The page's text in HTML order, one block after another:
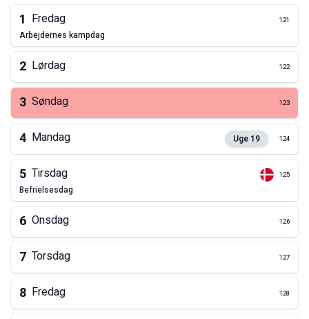
1 Fredag 121
arbejdernes kampdag
2 Lørdag 122
3 Søndag 123
4 Mandag Uge 19 124
5 Tirsdag 125
befrielsesdag
6 Onsdag 126
7 Torsdag 127
8 Fredag 128